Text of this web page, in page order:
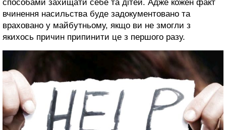
способами захищати себе та дітей. Адже кожен факт
вчинення насильства буде задокументовано та
враховано у майбутньому, якщо ви не змогли з
якихось причин припинити це з першого разу.